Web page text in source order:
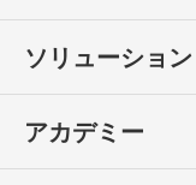
ソリューション
アカデミー